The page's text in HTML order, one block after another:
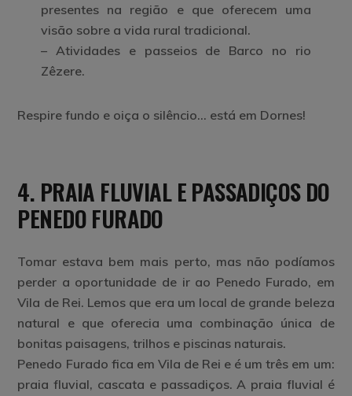
presentes na região e que oferecem uma
visão sobre a vida rural tradicional.
– Atividades epasseios de Barco no rio
Zêzere.
Respire fundo e oiça o silêncio… está em Dornes!
4. PRAIA FLUVIAL E PASSADIÇOS DO
PENEDO FURADO
Tomar estava bem mais perto, mas não podíamos
perder a oportunidade de ir ao Penedo Furado, em
Vila de Rei. Lemos que era um local de grande beleza
natural e que oferecia uma combinação única de
bonitas paisagens, trilhos e piscinas naturais.
Penedo Furado fica em Vila de Rei e é um três em um:
praia fluvial, cascata e passadiços. A praia fluvial é